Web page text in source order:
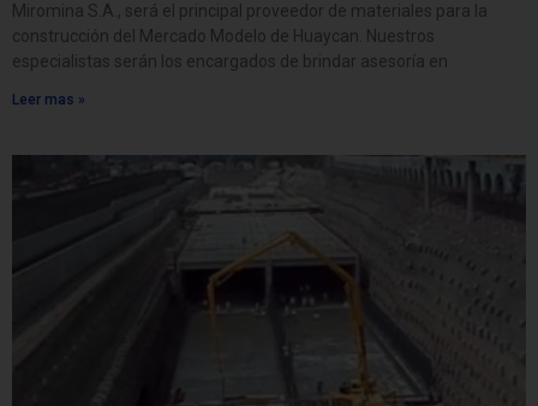
Miromina S.A., será el principal proveedor de materiales para la
construcción del Mercado Modelo de Huaycan. Nuestros
especialistas serán los encargados de brindar asesoría en
Leer mas »